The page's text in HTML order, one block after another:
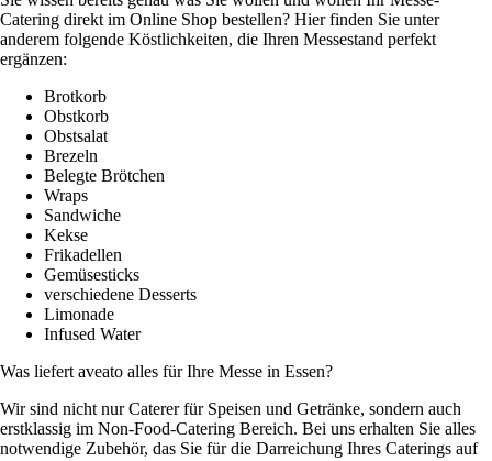
Catering direkt im Online Shop bestellen? Hier finden Sie unter
anderem folgende Köstlichkeiten, die Ihren Messestand perfekt
ergänzen:
Brotkorb
Obstkorb
Obstsalat
Brezeln
Belegte Brötchen
Wraps
Sandwiche
Kekse
Frikadellen
Gemüsesticks
verschiedene Desserts
Limonade
Infused Water
Was liefert aveato alles für Ihre Messe in Essen?
Wir sind nicht nur Caterer für Speisen und Getränke, sondern auch
erstklassig im Non-Food-Catering Bereich. Bei uns erhalten Sie alles
notwendige Zubehör, das Sie für die Darreichung Ihres Caterings auf